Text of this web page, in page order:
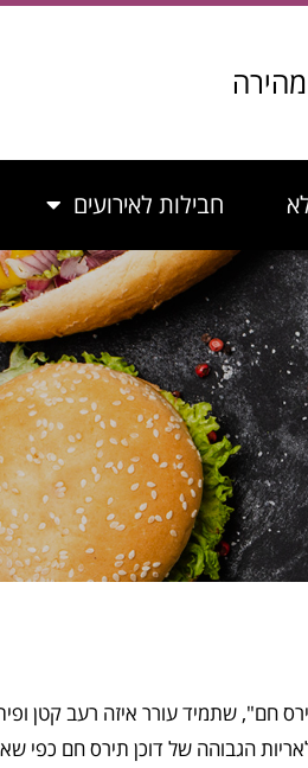
חבילות לאירועים
חם", שתמיד עורר איזה רעב קטן
הגבוהה של דוכן תירס חם כפי